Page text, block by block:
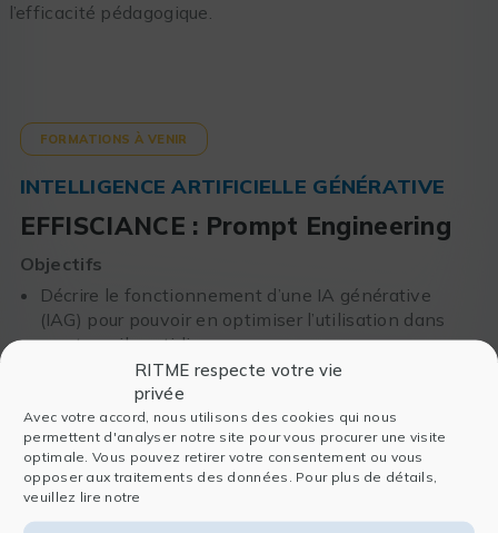
RITME respecte votre vie
privée
Avec votre accord, nous utilisons des cookies qui nous
permettent d'analyser notre site pour vous procurer une visite
optimale. Vous pouvez retirer votre consentement ou vous
opposer aux traitements des données. Pour plus de détails,
veuillez lire notre
l’efficacité pédagogique.
FORMATIONS À VENIR
INTELLIGENCE ARTIFICIELLE GÉNÉRATIVE
EFFISCIANCE : Prompt Engineering
Objectifs
Décrire le fonctionnement d’une IA générative
(IAG) pour pouvoir en optimiser l’utilisation dans
son travail quotidien
D’appliquer les méthodes de prompt engineering
pour utiliser efficacement les outils d’IAG
D’identifier des cas d’usage dans son
environnement professionnel